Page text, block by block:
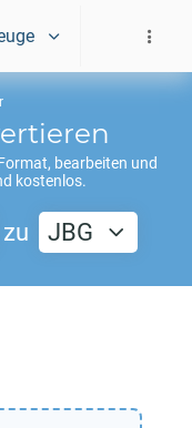
bearbeiten und
kostenlos.
zu JBG